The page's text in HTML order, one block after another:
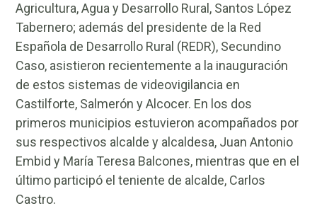
Agricultura, Agua y Desarrollo Rural, Santos López
Tabernero; además del presidente de la Red
Española de Desarrollo Rural (REDR), Secundino
Caso, asistieron recientemente a la inauguración
de estos sistemas de videovigilancia en
Castilforte, Salmerón y Alcocer. En los dos
primeros municipios estuvieron acompañados por
sus respectivos alcalde y alcaldesa, Juan Antonio
Embid y María Teresa Balcones, mientras que en el
último participó el teniente de alcalde, Carlos
Castro.